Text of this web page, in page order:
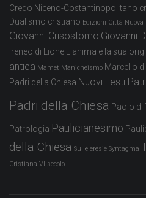
Credo Niceno-Costantinopolitano
Dualismo cristiano Edizioni Città Nuova
Giovanni Crisostomo Giovanni
Ireneo di Lione L'anima e la sua
antica Mamet Manicheismo Marcello
Padri della Chiesa Nuovi Testi
Padri della Chiesa Paolo di
Patrologia Paulicianesimo
della Chiesa Sulle eresie Syntagma
Cristiana VI secolo